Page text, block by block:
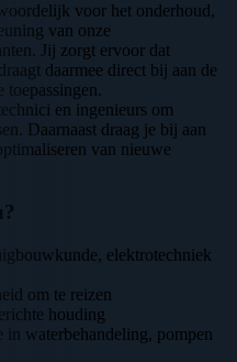
voor het onderhoud,
van onze
Jij zorgt ervoor dat
daarmee direct bij aan de
toepassingen.
en ingenieurs om
Daarnaast draag je bij aan
van nieuwe
elektrotechniek
om te reizen
houding
in waterbehandeling, pompen